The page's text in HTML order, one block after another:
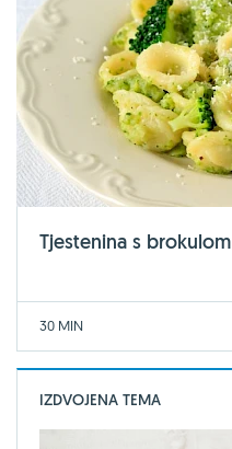
Tjestenina s brokulom
30 MIN
IZDVOJENA TEMA